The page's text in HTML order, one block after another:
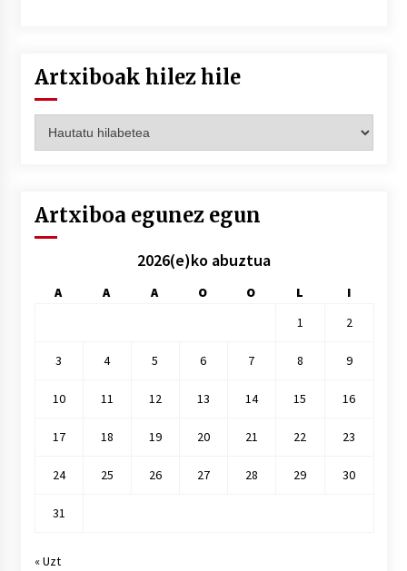
Artxiboak hilez hile
hilez
Artxiboa egunez egun
2026(e)ko abuztua
A A A O O L
I
1
2
3 4 5 6 7 8 9
10 11 12 13 14 15 16
17 18 19 20 21 22 23
24 25 26 27 28 29 30
31
« Uzt